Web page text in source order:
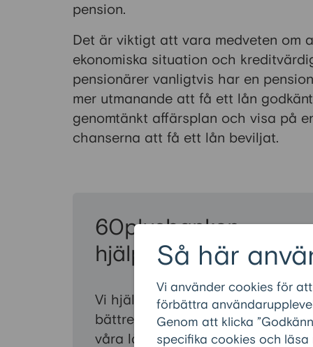
Så här
Vi använder cookies för
förbättra
Genom att klicka
specifika cookies och läsa
pension.
Det är viktigt att vara medveten om
ekonomiska situation och
pensionärer vanligtvis har en
mer utmanande att få ett lån
genomtänkt affärsplan och visa på
chanserna att få ett lån beviljat.
60plusbanken
hjälper fler
Vi hjälper fler pensionärer till en
bättre vardagsekonomi. En av
våra lånespecialister är med dig